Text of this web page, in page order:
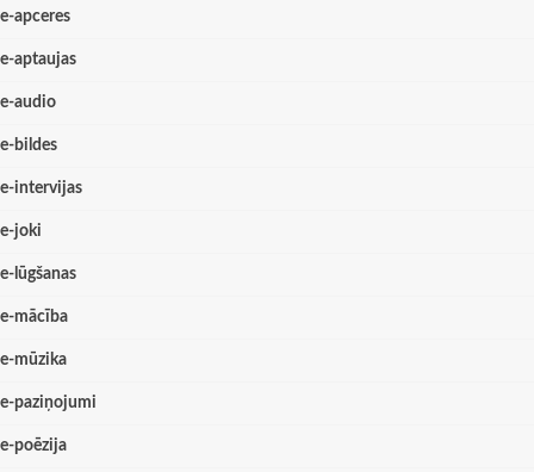
e-apceres
e-aptaujas
e-audio
e-bildes
e-intervijas
e-joki
e-lūgšanas
e-mācība
e-mūzika
e-paziņojumi
e-poēzija